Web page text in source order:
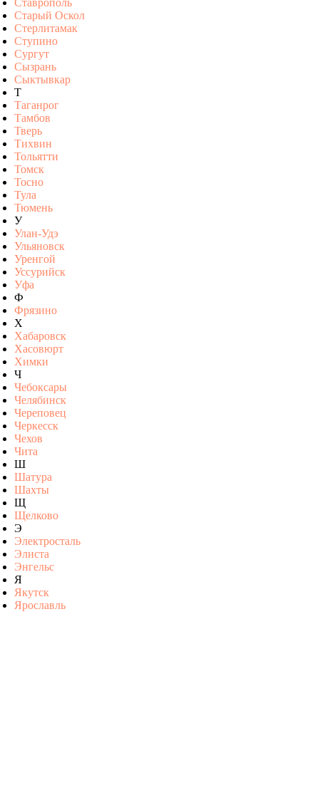
Ставрополь
Старый Оскол
Стерлитамак
Ступино
Сургут
Сызрань
Сыктывкар
Т
Таганрог
Тамбов
Тверь
Тихвин
Тольятти
Томск
Тосно
Тула
Тюмень
У
Улан-Удэ
Ульяновск
Уренгой
Уссурийск
Уфа
Ф
Фрязино
Х
Хабаровск
Хасовюрт
Химки
Ч
Чебоксары
Челябинск
Череповец
Черкесск
Чехов
Чита
Ш
Шатура
Шахты
Щ
Щелково
Э
Электросталь
Элиста
Энгельс
Я
Якутск
Ярославль